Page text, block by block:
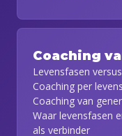
Coaching
Levensfasen
Coaching per
Coaching van
Waar levensfasen
als verbinder